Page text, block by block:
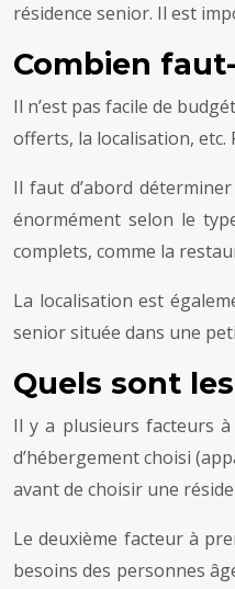
résidence senior. Il est
Combien
Il n’est pas facile de
offerts, la localisation, etc.
Il faut d’abord
énormément selon le
complets, comme la
La localisation est
senior située dans une
Quels sont
Il y a plusieurs facteurs
d’hébergement choisi
avant de choisir une
Le deuxième facteur à
besoins des personnes